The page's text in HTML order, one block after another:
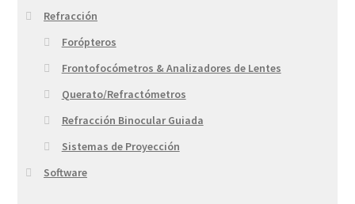
Refracción
Forópteros
Frontofocómetros & Analizadores de Lentes
Querato/Refractómetros
Refracción Binocular Guiada
Sistemas de Proyección
Software